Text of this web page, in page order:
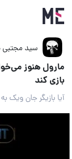
سید
بازی کند
آیا بازیگر جان ویک